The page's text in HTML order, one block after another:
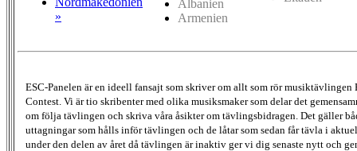
»
Albanien
Armenien
ESC-Panelen är en ideell fansajt som skriver om allt som rör musiktävlingen
Contest. Vi är tio skribenter med olika musiksmaker som delar det
om följa tävlingen och skriva våra åsikter om tävlingsbidragen. Det gäller
uttagningar som hålls inför tävlingen och de låtar som sedan får tävla i
under den delen av året då tävlingen är inaktiv ger vi dig senaste nytt och